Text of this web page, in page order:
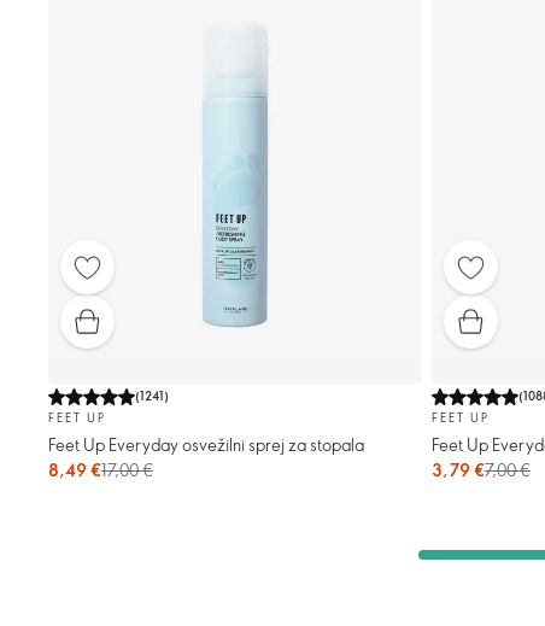
(1241)
FEET UP
Feet Up Everyday osvežilni sprej za stopala
8,49 €17,00 €
(
FEET UP
Feet Up
3,79 €7,00 €